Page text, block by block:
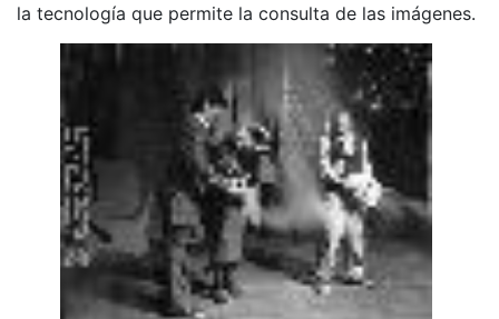
la tecnología que permite la consulta de las imágenes.